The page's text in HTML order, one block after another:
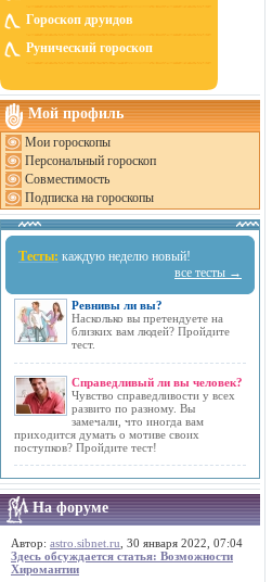
Гороскоп друидов
Рунический гороскоп
Мой профиль
Мои гороскопы
Персональный гороскоп
Совместимость
Подписка на гороскопы
Тесты: каждую неделю новый!
все тесты →
Ревнивы ли вы?
Насколько вы претендуете на
близких вам людей? Пройдите
тест.
Справедливый ли вы человек?
Чувство справедливости у всех
развито по разному. Вы
замечали, что иногда вам
приходится думать о мотиве своих
поступков? Пройдите тест!
На форуме
Автор: astro.sibnet.ru , 30 января 2022, 07:04
Здесь обсуждается статья: Возможности
Хиромантии